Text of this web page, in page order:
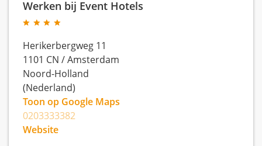
Werken bij Event Hotels
Herikerbergweg 11
1101 CN /Amsterdam
Noord-Holland
(Nederland)
Toon op Google Maps
0203333382
Website